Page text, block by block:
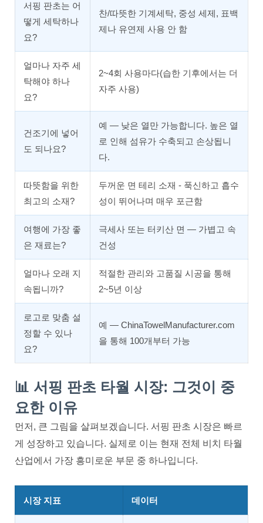
서핑 판초는 어
떻게 세탁하나
요?
찬/따뜻한 기계세탁, 중성 세제, 표백
제나 유연제 사용 안 함
얼마나 자주 세
탁해야 하나
요?
2~4회 사용마다(습한 기후에서는 더
자주 사용)
건조기에 넣어
도 되나요?
예 — 낮은 열만 가능합니다. 높은 열
로 인해 섬유가 수축되고 손상됩니
다.
따뜻함을 위한
최고의 소재?
두꺼운 면 테리 소재 - 푹신하고 흡수
성이 뛰어나며 매우 포근함
여행에 가장 좋
은 재료는?
극세사 또는 터키산 면 — 가볍고 속
건성
얼마나 오래 지
속됩니까?
적절한 관리와 고품질 시공을 통해
2~5년 이상
로고로 맞춤 설
정할 수 있나
요?
예 — ChinaTowelManufacturer.com
을 통해 100개부터 가능
📊 서핑 판초 타월 시장: 그것이 중
요한 이유
먼저, 큰 그림을 살펴보겠습니다. 서핑 판초 시장은 빠르
게 성장하고 있습니다. 실제로 이는 현재 전체 비치 타월
산업에서 가장 흥미로운 부문 중 하나입니다.
시장 지표 데이터